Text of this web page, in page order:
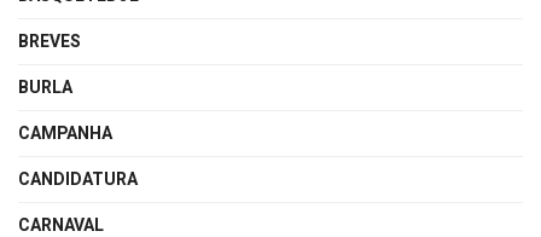
BREVES
BURLA
CAMPANHA
CANDIDATURA
CARNAVAL